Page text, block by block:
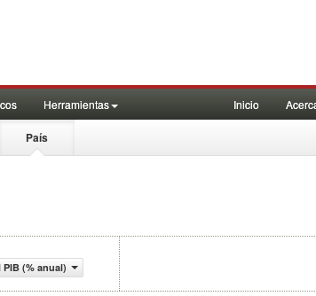
Herramientas Inicio
País
(% anual)